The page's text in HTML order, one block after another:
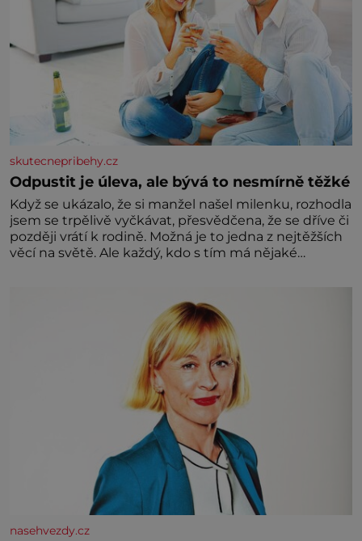
skutecnepribehy.cz
Odpustit je úleva, ale bývá to nesmírně těžké
Když se ukázalo, že si manžel našel milenku, rozhodla
jsem se trpělivě vyčkávat, přesvědčena, že se dříve či
později vrátí k rodině. Možná je to jedna z nejtěžších
věcí na světě. Ale každý, kdo s tím má nějaké
nasehvezdy.cz